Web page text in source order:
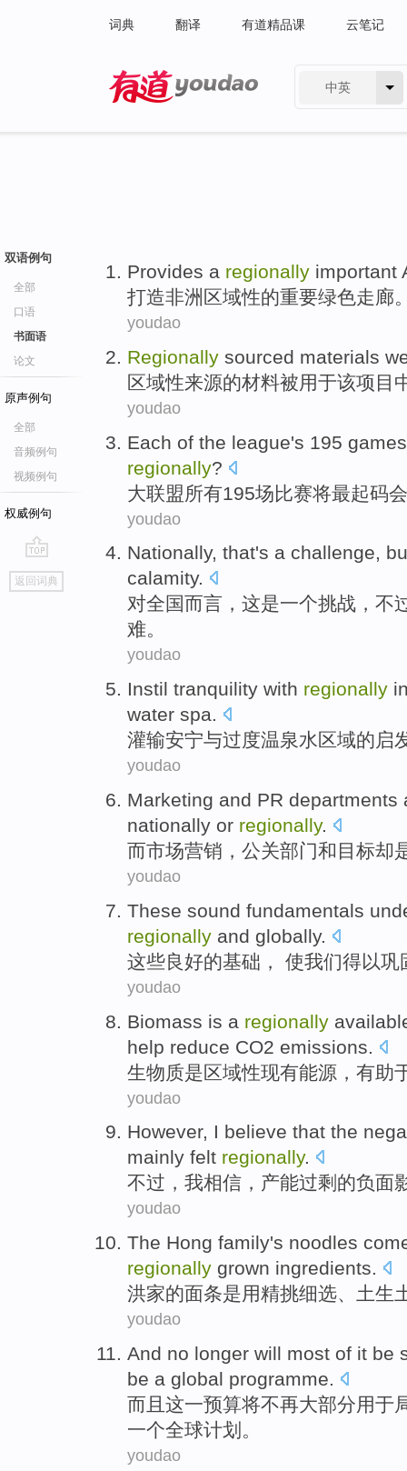
词典 翻译 有道精品课 云笔记
中英
双语例句
全部
口语
书面语
论文
原声例句
全部
音频例句
视频例句
权威例句
go
top
返回词典
Provides a regionally important
打造非洲 区域性的重要绿色走廊
youdao
Regionally sourced materials
区域性来源的材料被用于该项目
youdao
Each of the league's 195 games
regionally?
大联盟所有195场比赛将最起码
youdao
Nationally, that's a challenge,
calamity.
对全国而言 ， 这是一个挑战 ， 不
难。
youdao
Instil tranquility with regionally
water spa.
灌输安宁与过度温泉水区域的启
youdao
Marketing and PR departments
nationally or regionally.
而市场营销 ， 公关部门和 目标却
youdao
These sound fundamentals
regionally and globally.
这些良好的基础 ， 使我们得以巩
youdao
Biomass is a regionally
help reduce CO2 emissions
生物质是区域性现有能源 ， 有助
youdao
However, I believe that the
mainly felt regionally.
不过 ， 我相信 ， 产能过剩 的负面
youdao
The Hong family's noodles
regionally grown ingredients.
洪家的面条是用精挑细选、 土生
youdao
And no longer will most of it be
be a global programme.
而且 这一预算将不再大部分用于
一个全球计划。
youdao